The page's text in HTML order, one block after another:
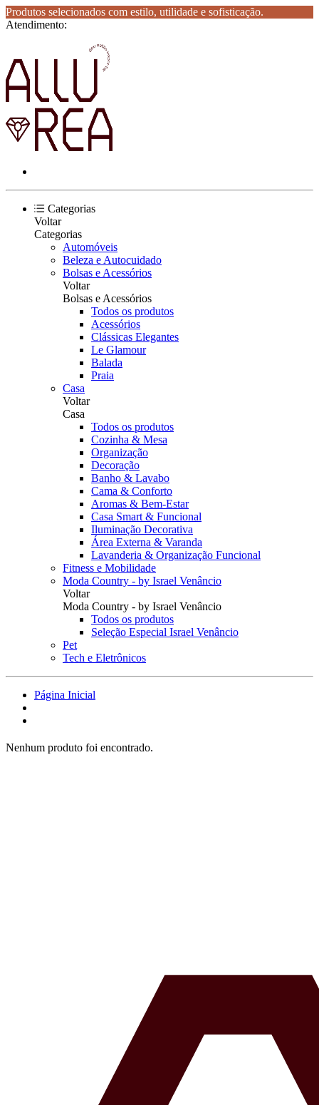
Produtos selecionados com estilo, utilidade e sofisticação.
Atendimento:
Categorias
Voltar
Categorias
Automóveis
Beleza e Autocuidado
Bolsas e Acessórios
Voltar
Bolsas e Acessórios
Todos os produtos
Acessórios
Clássicas Elegantes
Le Glamour
Balada
Praia
Casa
Voltar
Casa
Todos os produtos
Cozinha & Mesa
Organização
Decoração
Banho & Lavabo
Cama & Conforto
Aromas & Bem-Estar
Casa Smart & Funcional
Iluminação Decorativa
Área Externa & Varanda
Lavanderia & Organização Funcional
Fitness e Mobilidade
Moda Country - by Israel Venâncio
Voltar
Moda Country - by Israel Venâncio
Todos os produtos
Seleção Especial Israel Venâncio
Pet
Tech e Eletrônicos
Página Inicial
Nenhum produto foi encontrado.